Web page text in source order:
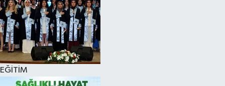
EĞİTİM
SPOR
TEKNOLOJİ
VİZYONDAKİLER